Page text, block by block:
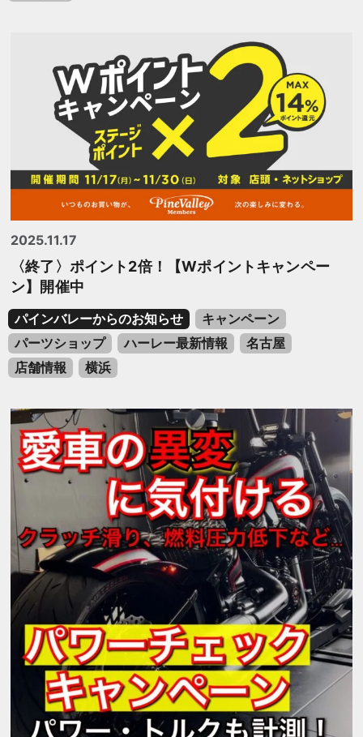
2025.11.17
〈終了〉ポイント2倍！【Wポイントキャンペー
ン】開催中
パインバレーからのお知らせ
キャンペーン
パーツショップ
ハーレー最新情報
名古屋
店舗情報
横浜